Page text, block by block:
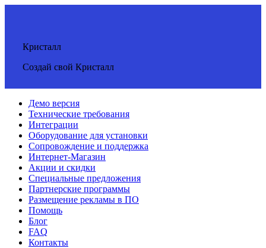
Кристалл
Создай свой Кристалл
Демо версия
Технические требования
Интеграции
Оборудование для установки
Сопровождение и поддержка
Интернет-Магазин
Акции и скидки
Специальные предложения
Партнерские программы
Размещение рекламы в ПО
Помощь
Блог
FAQ
Контакты